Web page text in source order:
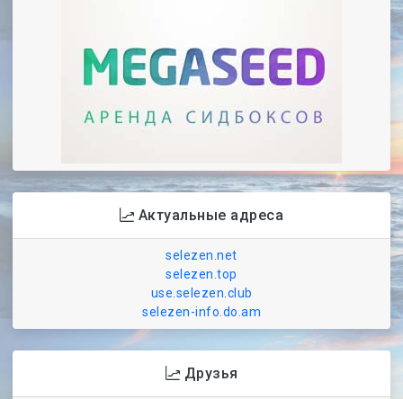
Актуальные адреса
selezen.net
selezen.top
selezen-info.do.am